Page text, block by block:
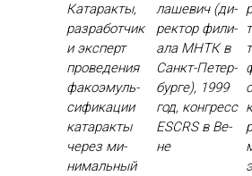
Ка­тарак­ты,
раз­ра­бот­чик
и эк­сперт
про­веде­ния
фа­ко­эмуль­
си­фика­ции
ка­тарак­ты
че­рез ми­
нималь­ный
лаше­вич (ди­
рек­тор фи­ли­
ала МНТК в
Санкт-Пе­тер­
бурге), 1999
год, кон­гресс
ESCRS в Ве­
не